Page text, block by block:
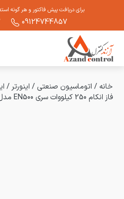
برای دریافت پیش فاکتور و هر گونه
09124744857
خانه / اتوماسیون صنعتی / اینورتر /
فاز انکام 250 کیلووات سری EN500 مدل EN500-4T2500G